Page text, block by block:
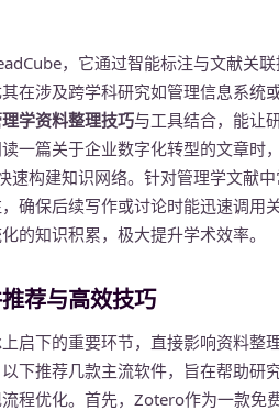
，它通过智能标注与文献关
在涉及跨学科研究如管理信息系统
学资料整理技巧与工具结合，能让
一篇关于企业数字化转型的文章时
速构建知识网络。针对管理学文献
确保后续写作或讨论时能迅速调用
的知识积累，极大提升学术效率。
荐与高效技巧
启下的重要环节，直接影响资料整
以下推荐几款主流软件，旨在帮助研
程优化。首先，Zotero作为一款免